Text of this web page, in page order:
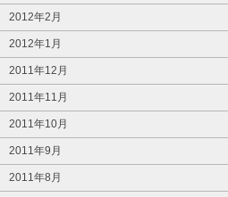
2012年2月
2012年1月
2011年12月
2011年11月
2011年10月
2011年9月
2011年8月